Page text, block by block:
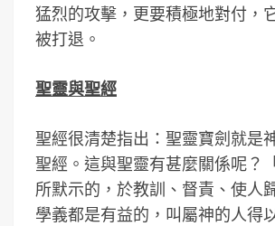
猛烈的攻擊，更要積極地對付，
被打退。
聖靈與聖經
聖經很清楚指出：聖靈寶劍就是
聖經。這與聖靈有甚麼關係呢？
所默示的，於教訓、督責、使人
學義都是有益的，叫屬神的人得